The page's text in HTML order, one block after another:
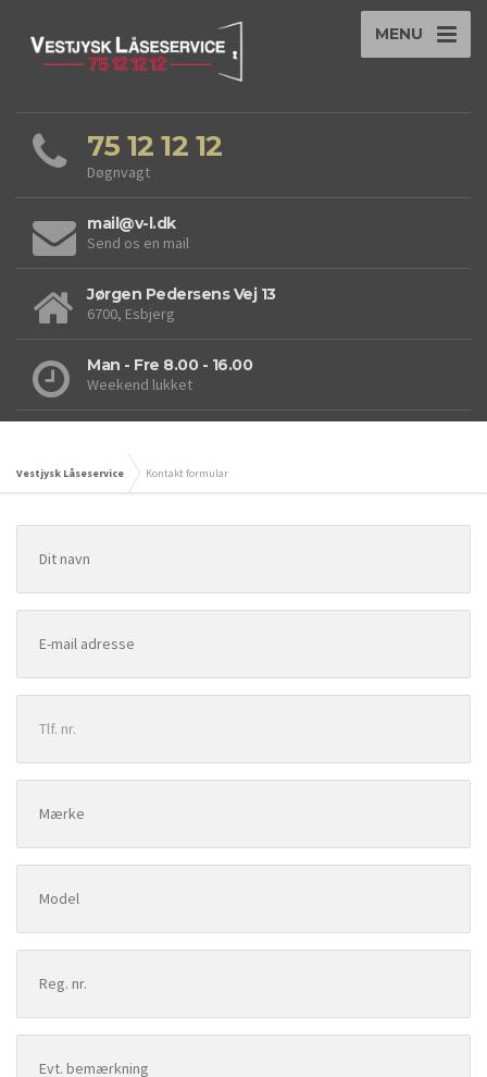
MENU
75 12 12 12
Døgnvagt
mail@v-l.dk
Send os en mail
Jørgen Pedersens Vej 13
6700, Esbjerg
Man - Fre 8.00 - 16.00
Weekend lukket
Vestjysk Låseservice Kontakt formular